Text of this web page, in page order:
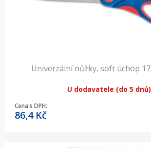
Univerzální nůžky, soft úchop
U dodavatele (do 5 dnů)
Cena s DPH:
86,4 Kč